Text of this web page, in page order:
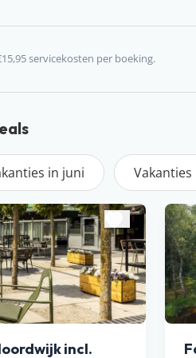
servicekosten per boeking.
in juni
incl.